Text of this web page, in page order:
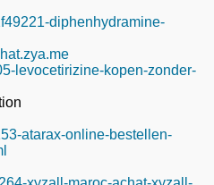
diphenhydramine-
levocetirizine-kopen-zonder-
atarax-online-bestellen-